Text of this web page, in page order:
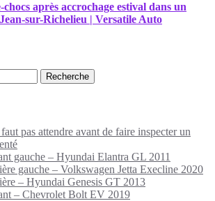
après accrochage estival dans un
sur-Richelieu | Versatile Auto
pas attendre avant de faire inspecter un
gauche – Hyundai Elantra GL 2011
gauche – Volkswagen Jetta Execline 2020
– Hyundai Genesis GT 2013
– Chevrolet Bolt EV 2019